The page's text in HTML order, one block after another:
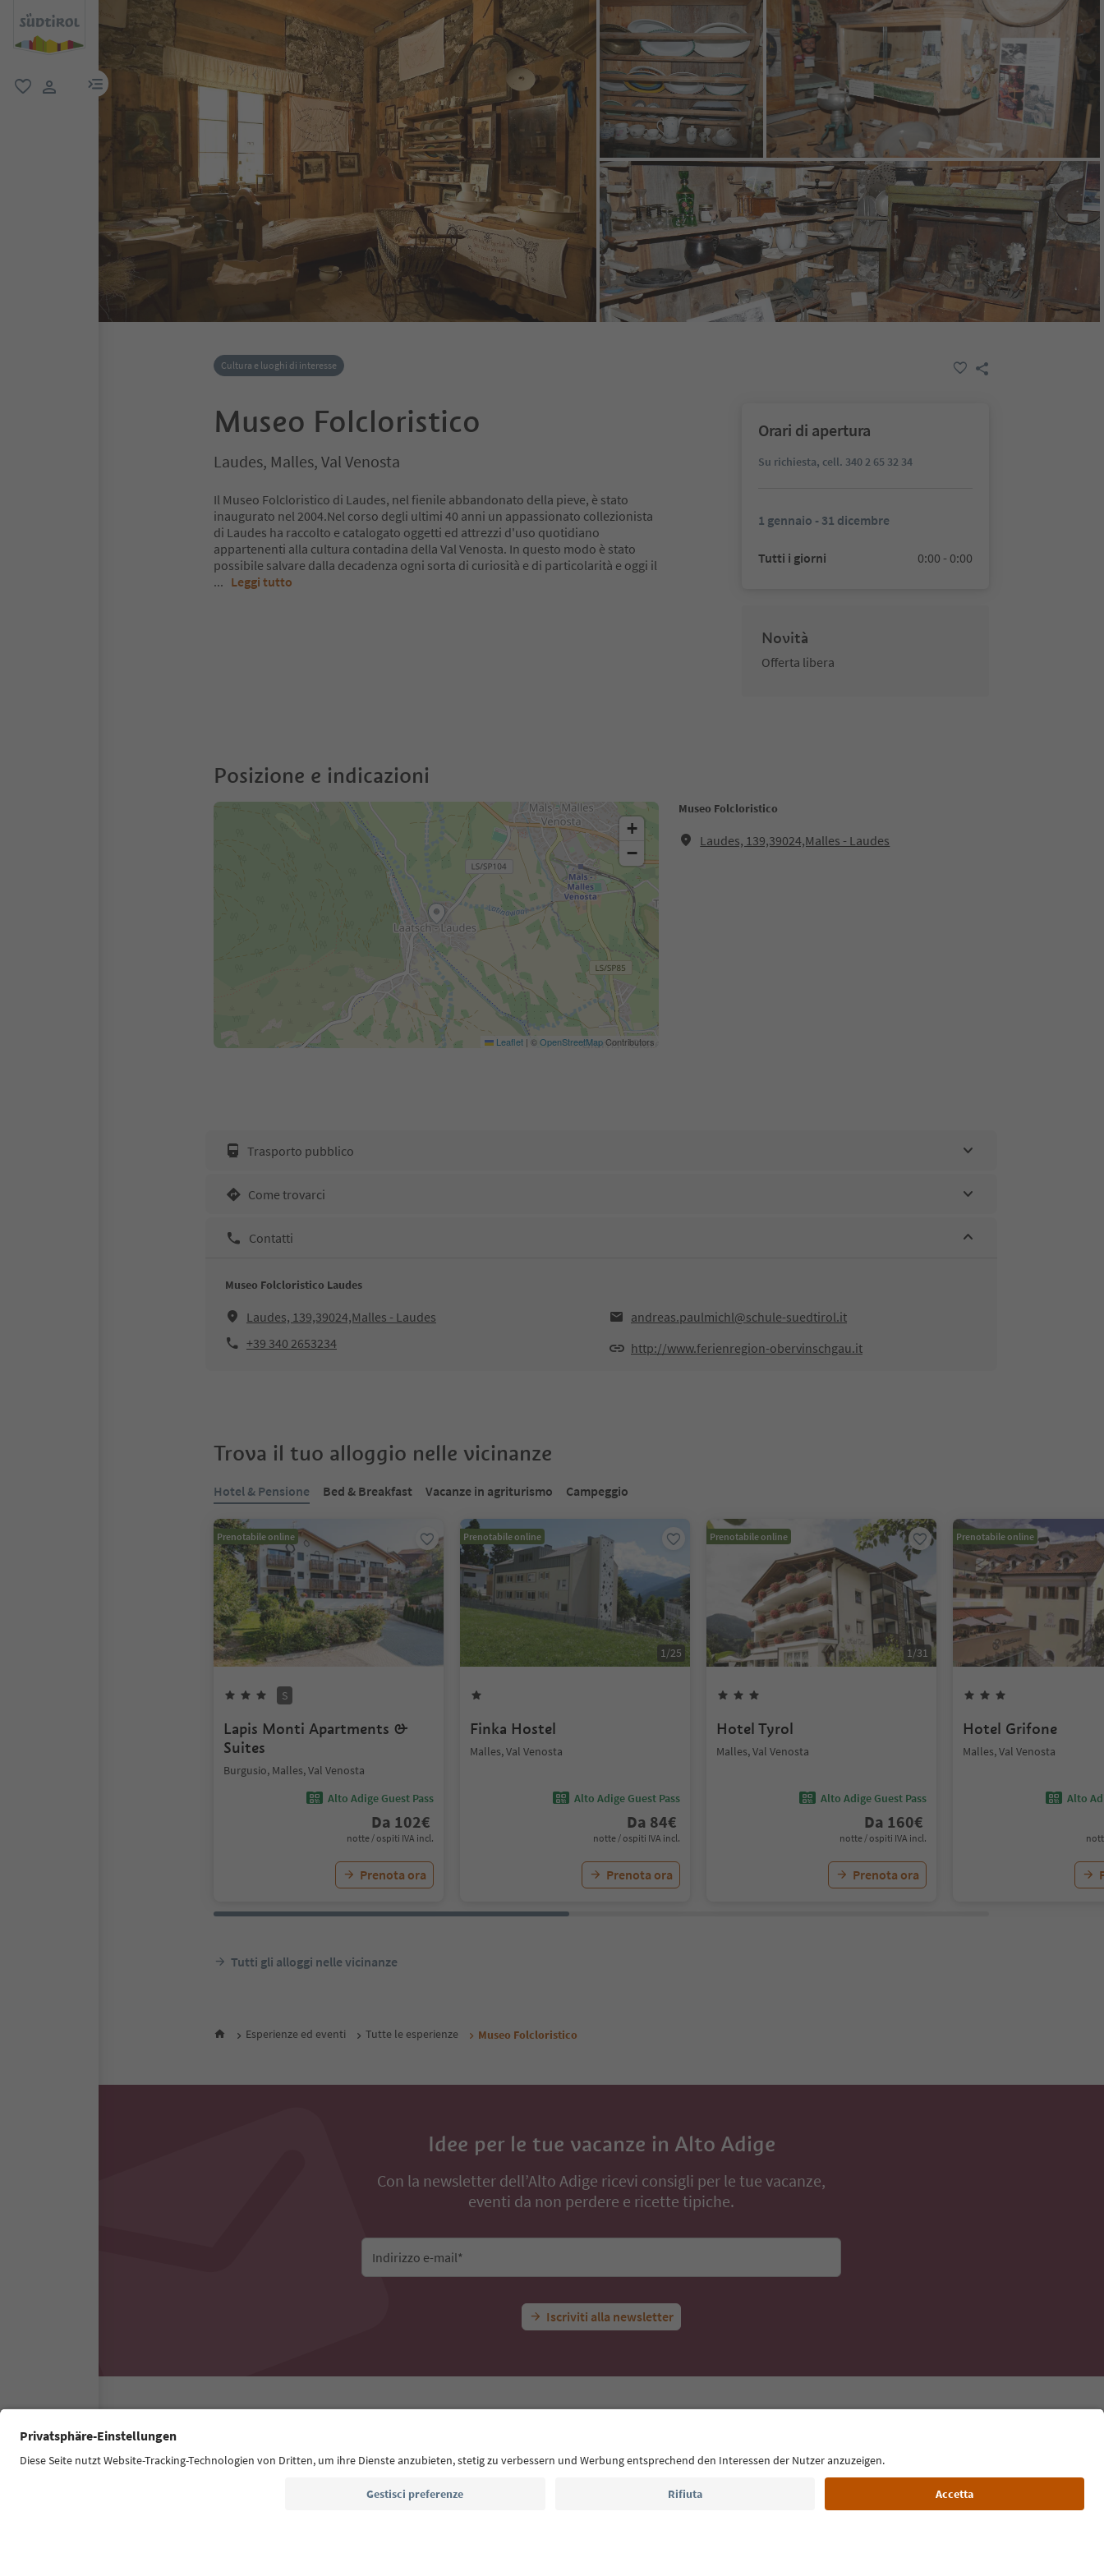
menu link
Cultura e luoghi di interesse
Museo Folcloristico
Laudes, Malles, Val Venosta
Il Museo Folcloristico di Laudes, nel fienile abbandonato della pieve, è stato
inaugurato nel 2004.Nel corso degli ultimi 40 anni un appassionato collezionista
di Laudes ha raccolto e catalogato oggetti ed attrezzi d'uso quotidiano
appartenenti alla cultura contadina della Val Venosta. In questo modo è stato
possibile salvare dalla decadenza ogni sorta di curiosità e di particolarità e oggi il
... Leggi tutto
Orari di apertura
Su richiesta, cell. 340 2 65 32 34
1 gennaio - 31 dicembre
Tutti i giorni 0:00 - 0:00
Novità
Offerta libera
Posizione e indicazioni
Museo Folcloristico
Laudes, 139,39024,Malles - Laudes
+
−
Leaflet | ©OpenStreetMapContributors
Trasporto pubblico
Come trovarci
Contatti
Museo Folcloristico Laudes
Laudes, 139,39024,Malles - Laudes
andreas.paulmichl@schule-suedtirol.it
+39 340 2653234
http://www.ferienregion-obervinschgau.it
Trova il tuo alloggio nelle vicinanze
Hotel & Pensione Bed & Breakfast Vacanze in agriturismo Campeggio
Prenotabile online
S
Lapis Monti Apartments &
Suites
Burgusio, Malles, Val Venosta
Alto Adige Guest Pass
Da 102€
notte / ospiti IVA incl.
Prenota ora
Prenotabile online
1/25
Finka Hostel
Malles, Val Venosta
Alto Adige Guest Pass
Da 84€
notte / ospiti IVA incl.
Prenota ora
Prenotabile online
1/31
Hotel Tyrol
Malles, Val Venosta
Alto Adige Guest Pass
Da 160€
notte / ospiti IVA incl.
Prenota ora
Prenotabile online
Hotel Grifone
Malles, Val Venosta
Alto
Tutti gli alloggi nelle vicinanze
Esperienze ed eventi Tutte le esperienze Museo Folcloristico
Idee per le tue vacanze in Alto Adige
Con la newsletter dell’Alto Adige ricevi consigli per le tue vacanze,
eventi da non perdere e ricette tipiche.
Indirizzo e-mail*
Iscriviti alla newsletter